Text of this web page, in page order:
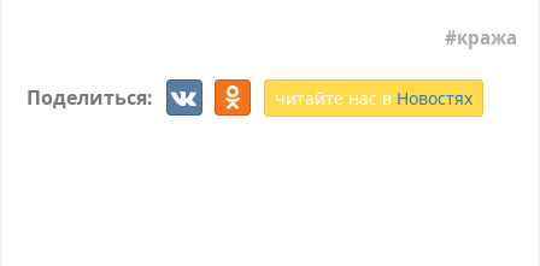
кража
Поделиться: читайте нас в Новостях